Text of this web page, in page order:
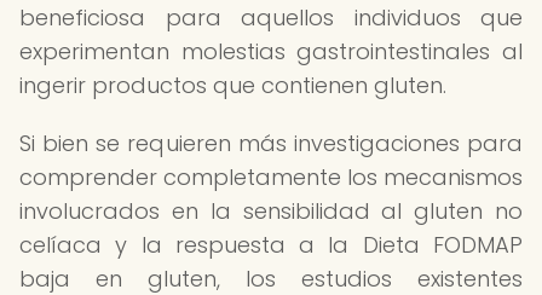
beneficiosa para aquellos individuos que
experimentan molestias gastrointestinales al
ingerir productos que contienen gluten.
Si bien se requieren más investigaciones para
comprender completamente los mecanismos
involucrados en la sensibilidad al gluten no
celíaca y la respuesta a la Dieta FODMAP
baja en gluten, los estudios existentes